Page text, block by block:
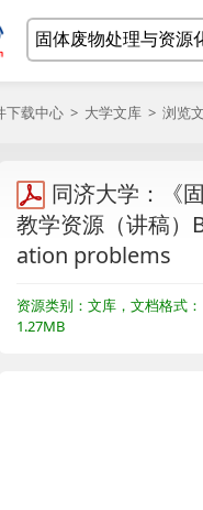
下载中心 > 大学文库 > 浏览
同济大学：《
教学资源（讲稿
ation problems
资源类别：文库，文档格式
1.27MB